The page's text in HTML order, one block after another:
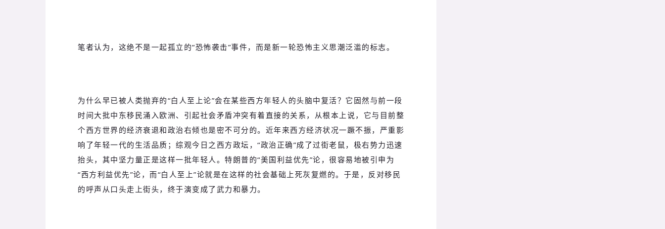
笔者认为，这绝不是一起孤立的“恐怖袭击”事件，而是新一轮恐怖主义思潮泛滥的标志。
为什么早已被人类抛弃的“白人至上论”会在某些西方年轻人的头脑中复活？它固然与前一段
时间大批中东移民涌入欧洲、引起社会矛盾冲突有着直接的关系，从根本上说，它与目前整
个西方世界的经济衰退和政治右倾也是密不可分的。近年来西方经济状况一蹶不振，严重影
响了年轻一代的生活品质；综观今日之西方政坛，“政治正确”成了过街老鼠，极右势力迅速
抬头，其中坚力量正是这样一批年轻人。特朗普的“美国利益优先”论，很容易地被引申为
“西方利益优先”论，而“白人至上”论就是在这样的社会基础上死灰复燃的。于是，反对移民
的呼声从口头走上街头，终于演变成了武力和暴力。